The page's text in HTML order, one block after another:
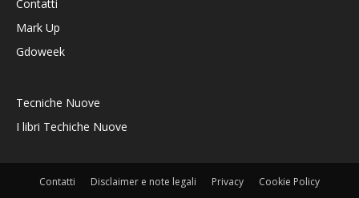
Contatti
Mark Up
Gdoweek
Tecniche Nuove
I libri Techiche Nuove
Contatti Disclaimer e note legali Privacy Cookie Policy